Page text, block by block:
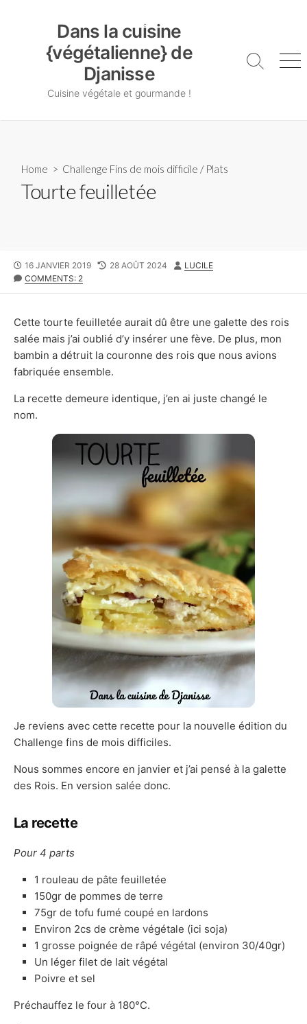
Dans la cuisine
{végétalienne} de
Djanisse
Cuisine végétale et gourmande !
Search
Home > Challenge Fins de mois difficile / Plats
Tourte feuilletée
PUBLISHED
DATE
16 JANVIER 2019
LAST
28 AOÛT 2024 AUTHOR
LUCILE
COMMENTS: 2
Cette tourte feuilletée aurait dû être une galette des rois
salée mais j’ai oublié d’y insérer une fève. De plus, mon
bambin a détruit la couronne des rois que nous avions
fabriquée ensemble.
La recette demeure identique, j’en ai juste changé le
nom.
Je reviens avec cette recette pour la nouvelle édition du
Challenge fins de mois difficiles.
Nous sommes encore en janvier et j’ai pensé à la galette
des Rois. En version salée donc.
La recette
Pour 4 parts
1 rouleau de pâte feuilletée
150gr de pommes de terre
75gr de tofu fumé coupé en lardons
Environ 2cs de crème végétale (ici soja)
1 grosse poignée de râpé végétal (environ 30/40gr)
Un léger filet de lait végétal
Poivre et sel
Préchauffez le four à 180°C.